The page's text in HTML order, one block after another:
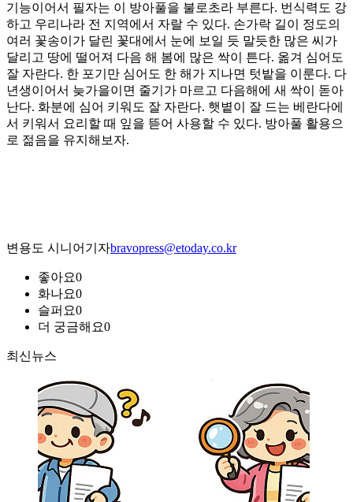
기능이어서 필자는 이 방아풀을 불로초라 부른다. 번식력도 강
하고 우리나라 전 지역에서 자랄 수 있다. 손가락 길이 정도의
여러 꽃송이가 달린 꽃대에서 눈에 보일 듯 말듯한 많은 씨가
달리고 땅에 떨어져 다음 해 봄에 많은 싹이 튼다. 옮겨 심어도
잘 자란다. 한 포기만 심어도 한 해가 지나면 텃밭을 이룬다. 다
년생이어서 늦가을이면 줄기가 마르고 다음해에 새 싹이 돋아
난다. 화분에 심어 키워도 잘 자란다. 햇볕이 잘 드는 베란다에
서 키워서 요리할 때 잎을 뜯어 사용할 수 있다. 방아풀 활용으
로 젊음을 유지해보자.
변용도 시니어기자bravopress@etoday.co.kr
좋아요0
화나요0
슬퍼요0
더 궁금해요0
최신뉴스